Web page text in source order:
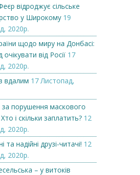
відроджує сільське
у Широкому 19
2020р.
щодо миру на Донбасі:
очікувати від Росії 17
2020р.
вдалим 17 Листопад,
порушення маскового
і скільки заплатить? 12
2020р.
та надійні друзі-читачі! 12
2020р.
– у витоків